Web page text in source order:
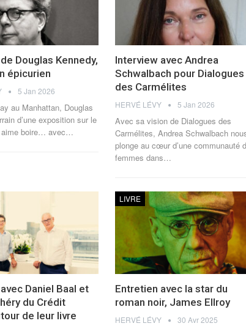
Douglas Kennedy,
épicurien
5 Jan 2026
au Manhattan, Douglas
d’une exposition sur le
boire… avec…
Interview avec Andrea
Schwalbach pour Dialogues
des Carmélites
HERVÉ LÉVY 5 Jan 2026
Avec sa vision de Dialogues des
Carmélites, Andrea Schwalbach
plonge au cœur d’une communauté
femmes dans…
Daniel Baal et
du Crédit
de leur livre
LIVRE
Entretien avec la star du
roman noir, James Ellroy
HERVÉ LÉVY 30 Avr 2025